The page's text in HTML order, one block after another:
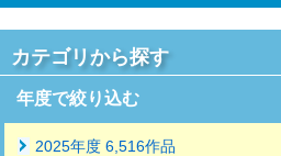
カテゴリから探す
年度で絞り込む
2025年度 6,516作品